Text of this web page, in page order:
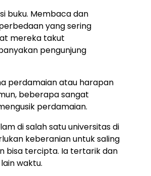
buku. Membaca dan
yang sering
mereka takut
pengunjung
perdamaian atau harapan
beberapa sangat
perdamaian.
di salah satu universitas di
keberanian untuk saling
bisa tercipta. Ia tertarik dan
waktu.